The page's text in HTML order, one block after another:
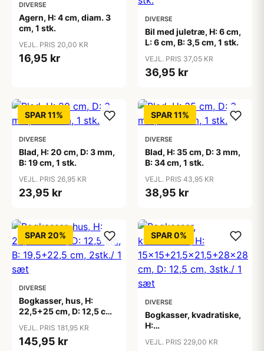
DIVERSE
Agern, H: 4 cm, diam. 3
cm, 1 stk.
VEJL. PRIS 20,00 KR
16,95 kr
DIVERSE
Bil med juletræ, H: 6 cm,
L: 6 cm, B: 3,5 cm, 1 stk.
VEJL. PRIS 37,05 KR
36,95 kr
SPAR 11%
DIVERSE
Blad, H: 20 cm, D: 3 mm,
B: 19 cm, 1 stk.
VEJL. PRIS 26,95 KR
23,95 kr
SPAR 11%
DIVERSE
Blad, H: 35 cm, D: 3 mm,
B: 34 cm, 1 stk.
VEJL. PRIS 43,95 KR
38,95 kr
SPAR 20%
DIVERSE
Bogkasser, hus, H:
22,5+25 cm, D: 12,5 cm,
sæt
VEJL. PRIS 181,95 KR
145,95 kr
SPAR 0%
DIVERSE
Bogkasser, kvadratiske,
H:
cm, D: 12,5 cm, 3stk./ 1
VEJL. PRIS 229,00 KR